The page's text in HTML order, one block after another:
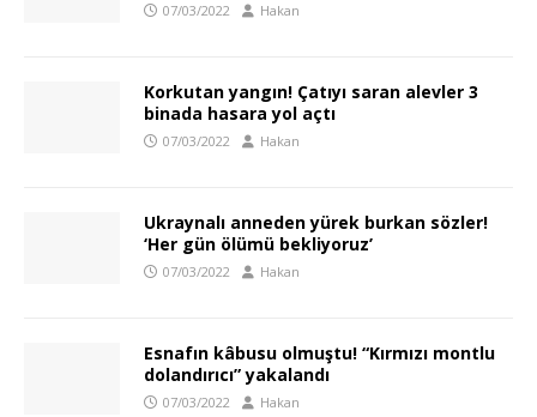
07/03/2022 Hakan
Korkutan yangın! Çatıyı saran alevler 3
binada hasara yol açtı
07/03/2022 Hakan
Ukraynalı anneden yürek burkan sözler!
‘Her gün ölümü bekliyoruz’
07/03/2022 Hakan
Esnafın kâbusu olmuştu! “Kırmızı montlu
dolandırıcı” yakalandı
07/03/2022 Hakan